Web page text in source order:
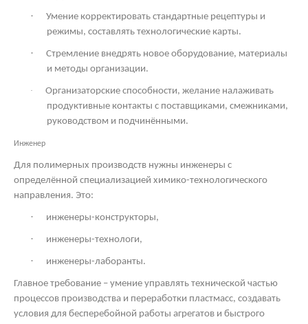
·
Умение корректировать стандартные рецептуры и
режимы, составлять технологические карты.
·
Стремление внедрять новое оборудование, материалы
и методы организации.
·
Организаторские способности, желание налаживать
продуктивные контакты с поставщиками, смежниками,
руководством и подчинёнными.
Инженер
Для полимерных производств нужны инженеры с
определённой специализацией химико-технологического
направления. Это:
· инженеры-конструкторы,
· инженеры-технологи,
· инженеры-лаборанты.
Главное требование – умение управлять технической частью
процессов производства и переработки пластмасс, создавать
условия для бесперебойной работы агрегатов и быстрого